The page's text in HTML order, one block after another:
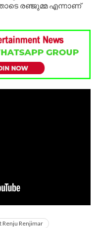
രഞ്ജുമ്മ എന്നാണ്
Renju Renjimar